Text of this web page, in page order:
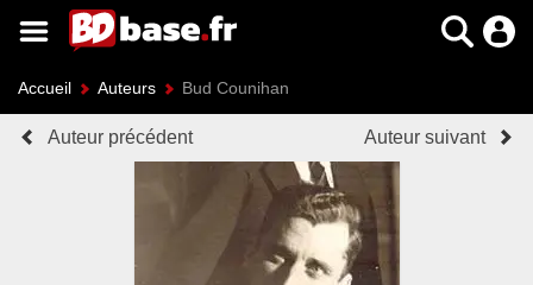
Accueil Auteurs Bud Counihan
Auteur précédent Auteur suivant